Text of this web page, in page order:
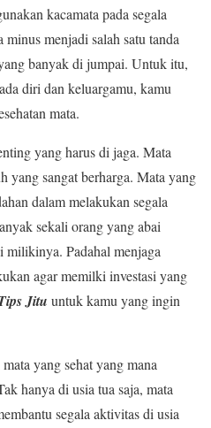
kacamata pada segala
menjadi salah satu tanda
banyak di jumpai. Untuk itu,
diri dan keluargamu, kamu
mata.
yang harus di jaga. Mata
yang sangat berharga. Mata yang
dalam melakukan segala
sekali orang yang abai
milikinya. Padahal menjaga
agar memilki investasi yang
Jitu untuk kamu yang ingin
yang sehat yang mana
hanya di usia tua saja, mata
segala aktivitas di usia